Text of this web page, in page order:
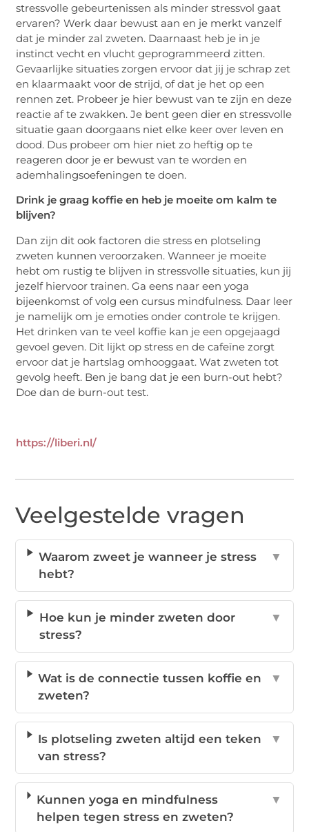
stressvolle gebeurtenissen als minder stressvol gaat
ervaren? Werk daar bewust aan en je merkt vanzelf
dat je minder zal zweten. Daarnaast heb je in je
instinct vecht en vlucht geprogrammeerd zitten.
Gevaarlijke situaties zorgen ervoor dat jij je schrap zet
en klaarmaakt voor de strijd, of dat je het op een
rennen zet. Probeer je hier bewust van te zijn en deze
reactie af te zwakken. Je bent geen dier en stressvolle
situatie gaan doorgaans niet elke keer over leven en
dood. Dus probeer om hier niet zo heftig op te
reageren door je er bewust van te worden en
ademhalingsoefeningen te doen.
Drink je graag koffie en heb je moeite om kalm te
blijven?
Dan zijn dit ook factoren die stress en plotseling
zweten kunnen veroorzaken. Wanneer je moeite
hebt om rustig te blijven in stressvolle situaties, kun jij
jezelf hiervoor trainen. Ga eens naar een yoga
bijeenkomst of volg een cursus mindfulness. Daar leer
je namelijk om je emoties onder controle te krijgen.
Het drinken van te veel koffie kan je een opgejaagd
gevoel geven. Dit lijkt op stress en de cafeïne zorgt
ervoor dat je hartslag omhooggaat. Wat zweten tot
gevolg heeft. Ben je bang dat je een burn-out hebt?
Doe dan de burn-out test.
https://liberi.nl/
Veelgestelde vragen
Waarom zweet je wanneer je stress
hebt?
▼
Hoe kun je minder zweten door
stress?
▼
Wat is de connectie tussen koffie en
zweten?
▼
Is plotseling zweten altijd een teken
van stress?
▼
Kunnen yoga en mindfulness
helpen tegen stress en zweten?
▼